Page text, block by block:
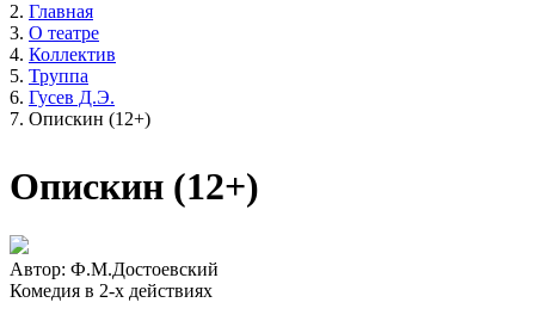
Главная
О театре
Коллектив
Труппа
Гусев Д.Э.
Опискин (12+)
Опискин (12+)
Автор: Ф.М.Достоевский
Комедия в 2-х действиях